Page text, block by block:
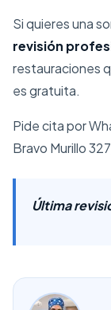
Si quieres una
revisión
restauraciones
es gratuita.
Pide cita por
Bravo Murillo
Última